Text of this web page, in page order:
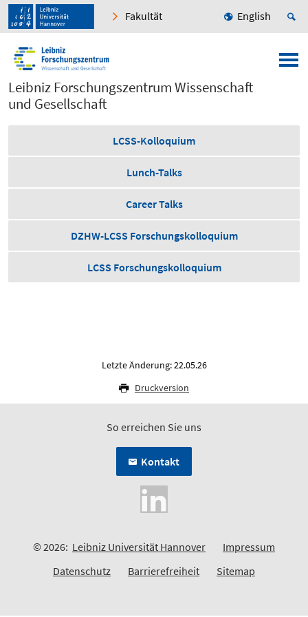
Fakultät English
Leibniz Forschungszentrum Wissenschaft
und Gesellschaft
LCSS-Kolloquium
Lunch-Talks
Career Talks
DZHW-LCSS Forschungskolloquium
LCSS Forschungskolloquium
Letzte Änderung: 22.05.26
Druckversion
So erreichen Sie uns
Kontakt
© 2026: Leibniz Universität Hannover
Impressum
Datenschutz
Barrierefreiheit Sitemap